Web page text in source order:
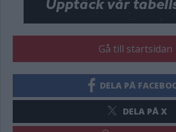
Gå till startsidan
DELA PÅ
DELA PÅ X